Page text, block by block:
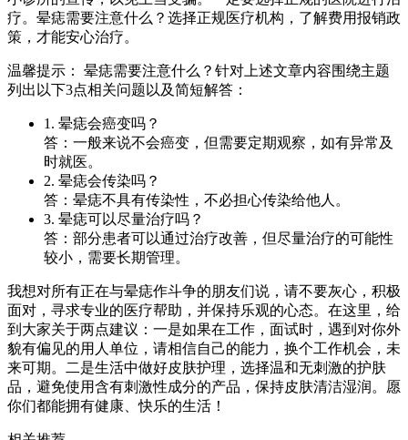
疗。晕痣需要注意什么？选择正规医疗机构，了解费用报销政
策，才能安心治疗。
温馨提示： 晕痣需要注意什么？针对上述文章内容围绕主题
列出以下3点相关问题以及简短解答：
1. 晕痣会癌变吗？
答：一般来说不会癌变，但需要定期观察，如有异常及
时就医。
2. 晕痣会传染吗？
答：晕痣不具有传染性，不必担心传染给他人。
3. 晕痣可以尽量治疗吗？
答：部分患者可以通过治疗改善，但尽量治疗的可能性
较小，需要长期管理。
我想对所有正在与晕痣作斗争的朋友们说，请不要灰心，积极
面对，寻求专业的医疗帮助，并保持乐观的心态。在这里，给
到大家关于两点建议：一是如果在工作，面试时，遇到对你外
貌有偏见的用人单位，请相信自己的能力，换个工作机会，未
来可期。二是生活中做好皮肤护理，选择温和无刺激的护肤
品，避免使用含有刺激性成分的产品，保持皮肤清洁湿润。愿
你们都能拥有健康、快乐的生活！